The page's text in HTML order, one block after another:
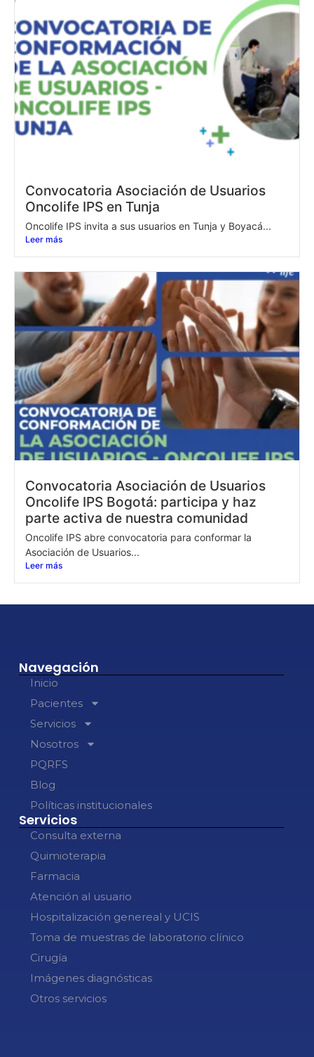
Convocatoria Asociación de Usuarios
Oncolife IPS en Tunja
Oncolife IPS invita a sus usuarios en Tunja y Boyacá...
Leer más
Convocatoria Asociación de Usuarios
Oncolife IPS Bogotá: participa y haz
parte activa de nuestra comunidad
Oncolife IPS abre convocatoria para conformar la
Asociación de Usuarios...
Leer más
Navegación
Inicio
Pacientes
Servicios
Nosotros
PQRFS
Blog
Políticas institucionales
Servicios
Consulta externa
Quimioterapia
Farmacia
Atención al usuario
Hospitalización genereal y UCIS
Toma de muestras de laboratorio clínico
Cirugía
Imágenes diagnósticas
Otros servicios